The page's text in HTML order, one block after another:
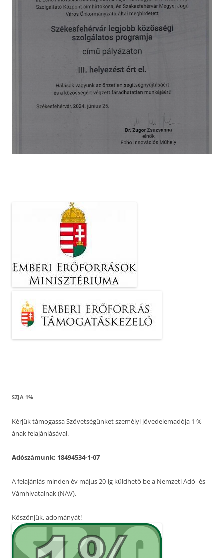
SZJA 1%
Kérjük támogassa Szövetségünket személyi jövedelemadója 1 %-
ának felajánlásával.
Adószámunk: 18494534-1-07
A felajánlás minden év május 20-ig küldhető be a Nemzeti Adó- és
Vámhivatalnak (NAV).
Köszönjük, adományát!